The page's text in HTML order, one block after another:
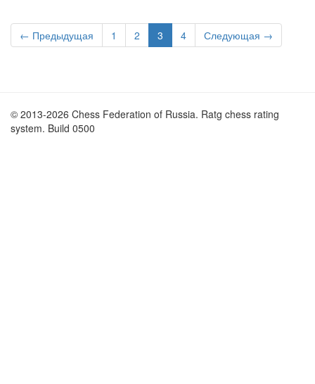
← Предыдущая 1 2 3 4 Следующая →
© 2013-2026 Chess Federation of Russia. Ratg chess rating
system. Build 0500